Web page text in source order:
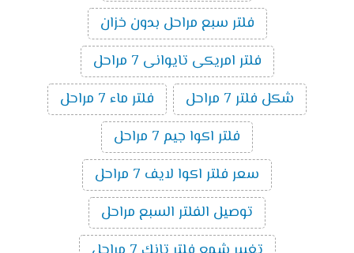
فلتر سبع مراحل بدون خزان
فلتر امريكى تايوانى 7 مراحل
شكل فلتر 7 مراحل
فلتر ماء 7 مراحل
فلتر اكوا جيم 7 مراحل
سعر فلتر اكوا لايف 7 مراحل
توصيل الفلتر السبع مراحل